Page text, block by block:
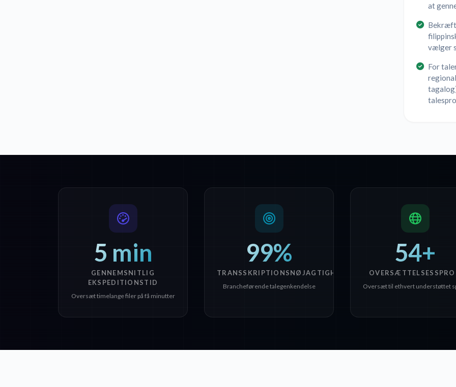
at
vælger
For
5 min
GENNEMSNITLIG
EKSPEDITIONSTID
Oversæt timelange filer på få minutter
99%
TRANSSKRIPTIONSNØJAGTIGHED
Brancheførende talegenkendelse
54+
Oversæt til ethvert understøttet